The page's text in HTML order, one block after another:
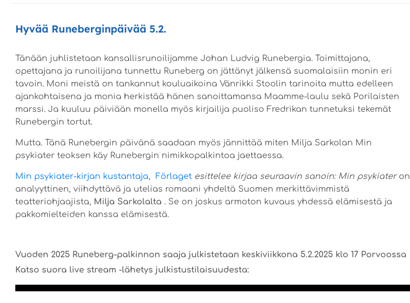
Hyvää Runeberginpäivää 5.2.
Tänään juhlistetaan kansallisrunoilijamme Johan Ludvig Runebergia. Toimittajana,
opettajana ja runoilijana tunnettu Runeberg on jättänyt jälkensä suomalaisiin monin eri
tavoin. Moni meistä on tankannut kouluaikoina Vänrikki Stoolin tarinoita mutta edelleen
ajankohtaisena ja monia herkistää hänen sanoittamansa Maamme-laulu sekä Porilaisten
marssi. Ja kuuluu päiviään monella myös kirjailija puoliso Fredrikan tunnetuksi tekemät
Runebergin tortut.
Mutta. Tänä Runebergin päivänä saadaan myös jännittää miten Milja Sarkolan Min
psykiater teoksen käy Runebergin nimikkopalkintoa jaettaessa.
Min psykiater-kirjan kustantaja, Förlaget esittelee kirjaa seuraavin sanoin: Min psykiateron
analyyttinen, viihdyttävä ja utelias romaani yhdeltä Suomen merkittävimmistä
teatteriohjaajista, Milja Sarkolalta . Se on joskus armoton kuvaus yhdessä elämisestä ja
pakkomielteiden kanssa elämisestä.
Vuoden 2025 Runeberg-palkinnon saaja julkistetaan keskiviikkona 5.2.2025 klo 17 Porvoossa
Katso suora live stream -lähetys julkistustilaisuudesta: